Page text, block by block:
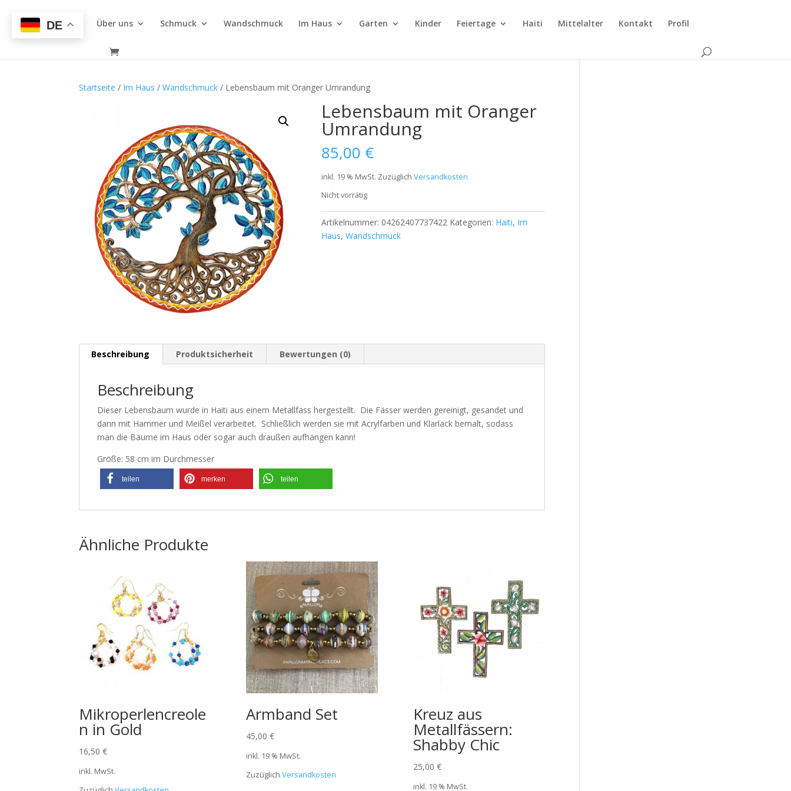
Über uns Schmuck Wandschmuck Im Haus Garten Kinder Feiertage Haiti Mittelalter Kontakt Profil
Startseite / Im Haus /Wandschmuck / Lebensbaum mit Oranger Umrandung
Lebensbaum mit Oranger
Umrandung
85,00 €
inkl. 19 % MwSt. ZuzüglichVersandkosten
Nicht vorrätig
Artikelnummer: 04262407737422 Kategorien: Haiti, Im
Haus,Wandschmuck
Beschreibung Produktsicherheit Bewertungen (0)
Beschreibung
Dieser Lebensbaum wurde in Haiti aus einem Metallfass hergestellt. Die Fässer werden gereinigt, gesandet und
dann mit Hammer und Meißel verarbeitet. Schließlich werden sie mit Acrylfarben und Klarlack bemalt, sodass
man die Bäume im Haus oder sogar auch draußen aufhängen kann!
Größe: 58 cm im Durchmesser
teilen merken teilen
Ähnliche Produkte
Mikroperlencreole
n in Gold
16,50€
inkl. MwSt.
Armband Set
45,00 €
inkl. 19 % MwSt.
Zuzüglich Versandkosten
Kreuz aus
Metallfässern:
Shabby Chic
25,00 €
inkl. 19 % MwSt.
DE